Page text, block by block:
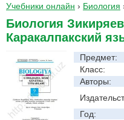
Учебники онлайн › Биология
Биология
Каракалпакский
Предмет:
Класс:
Авторы:
Год: